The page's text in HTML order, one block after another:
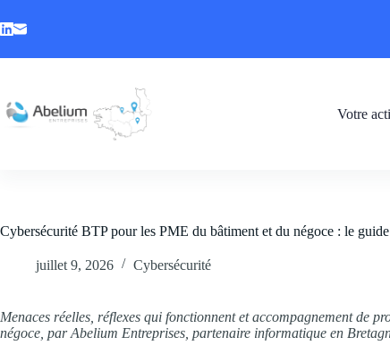
Votre
Cybersécurité BTP pour les PME du bâtiment et du négoce : le
juillet 9, 2026 Cybersécurité
Menaces réelles, réflexes qui fonctionnent et accompagnement de
négoce, par Abelium Entreprises, partenaire informatique en